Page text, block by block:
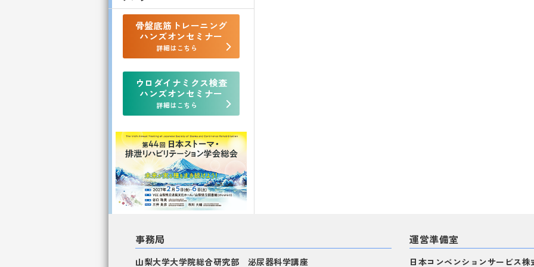
骨盤底筋トレーニング
ハンズオンセミナー
詳細はこちら
ウロダイナミクス検査
ハンズオンセミナー
詳細はこちら
事務局
山梨大学大学院総合研究部 泌尿器科学講座
運営準備室
日本コンベンションサービス株